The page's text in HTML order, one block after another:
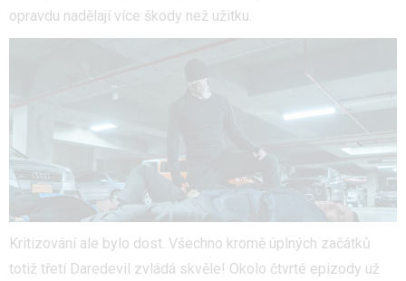
opravdu nadělají více škody než užitku.
Kritizování ale bylo dost. Všechno kromě úplných začátků
totiž třetí Daredevil zvládá skvěle! Okolo čtvrté epizody už